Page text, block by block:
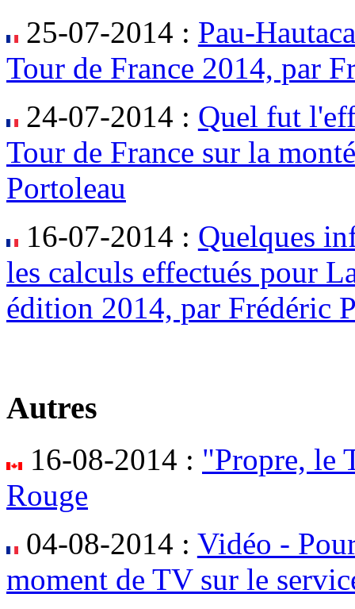
25-07-2014 : Pau-
Tour de France 2014, par
24-07-2014 : Quel fut
Tour de France sur la
Portoleau
16-07-2014 : Quelques
les calculs effectués pour
édition 2014, par Frédéric
Autres
16-08-2014 : "Propre, le
Rouge
04-08-2014 : Vidéo -
moment de TV sur le